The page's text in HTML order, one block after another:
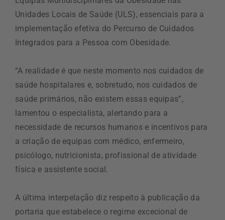
Unidades Locais de Saúde (ULS), essenciais para a
implementação efetiva do Percurso de Cuidados
Integrados para a Pessoa com Obesidade.
“A realidade é que neste momento nos cuidados de
saúde hospitalares e, sobretudo, nos cuidados de
saúde primários, não existem essas equipas”,
lamentou o especialista, alertando para a
necessidade de recursos humanos e incentivos para
a criação de equipas com médico, enfermeiro,
psicólogo, nutricionista, profissional de atividade
física e assistente social.
A última interpelação diz respeito à publicação da
portaria que estabelece o regime excecional de